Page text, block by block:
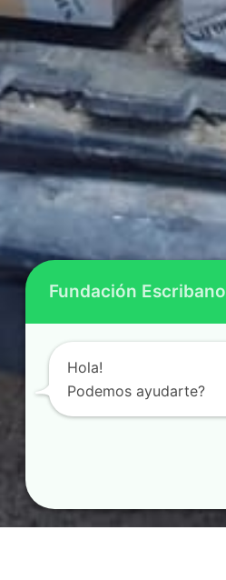
Fundación Escribano
Hola!
Podemos ayudarte?